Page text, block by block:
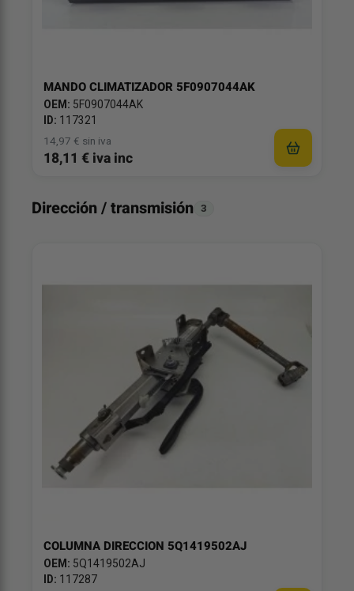
MANDO CLIMATIZADOR 5F0907044AK
OEM: 5F0907044AK
ID: 117321
14,97 € sin iva
18,11 € iva inc
Dirección / transmisión 3
COLUMNA DIRECCION 5Q1419502AJ
OEM: 5Q1419502AJ
ID: 117287